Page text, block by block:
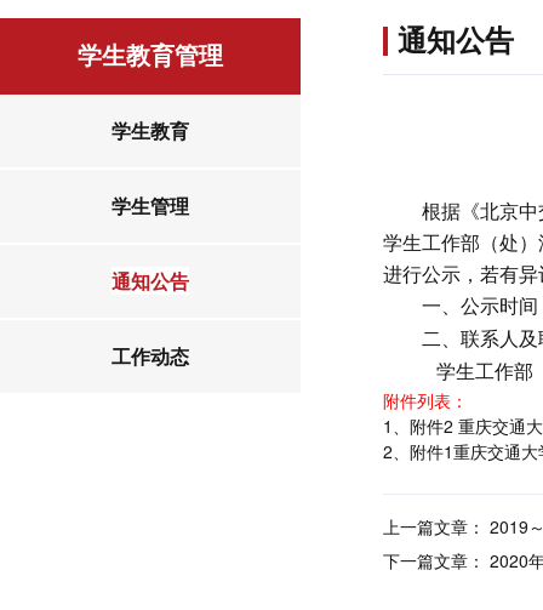
学生教育管理
学生教育
学生管理
通知公告
工作动态
通知公告
根据《北京
学生工作部（处
进行公示，若有
一、公示时间
二、联系人
学生工作部
附件列表：
1、附件2 重庆交通
2、附件1重庆交通
上一篇文章： 2019
下一篇文章： 2020